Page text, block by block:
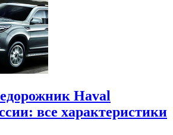
Haval
все характеристики